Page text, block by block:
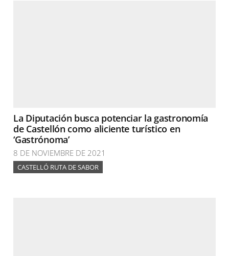
La Diputación busca potenciar la gastronomía
de Castellón como aliciente turístico en
‘Gastrónoma’
8 DE NOVIEMBRE DE 2021
CASTELLÓ RUTA DE SABOR